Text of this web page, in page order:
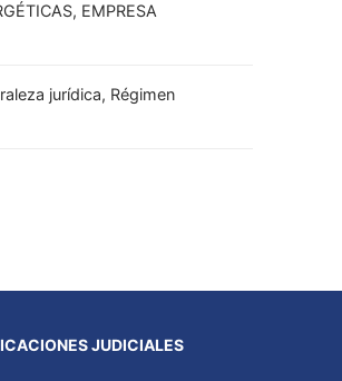
EMPRESA
jurídica, Régimen
JUDICIALES